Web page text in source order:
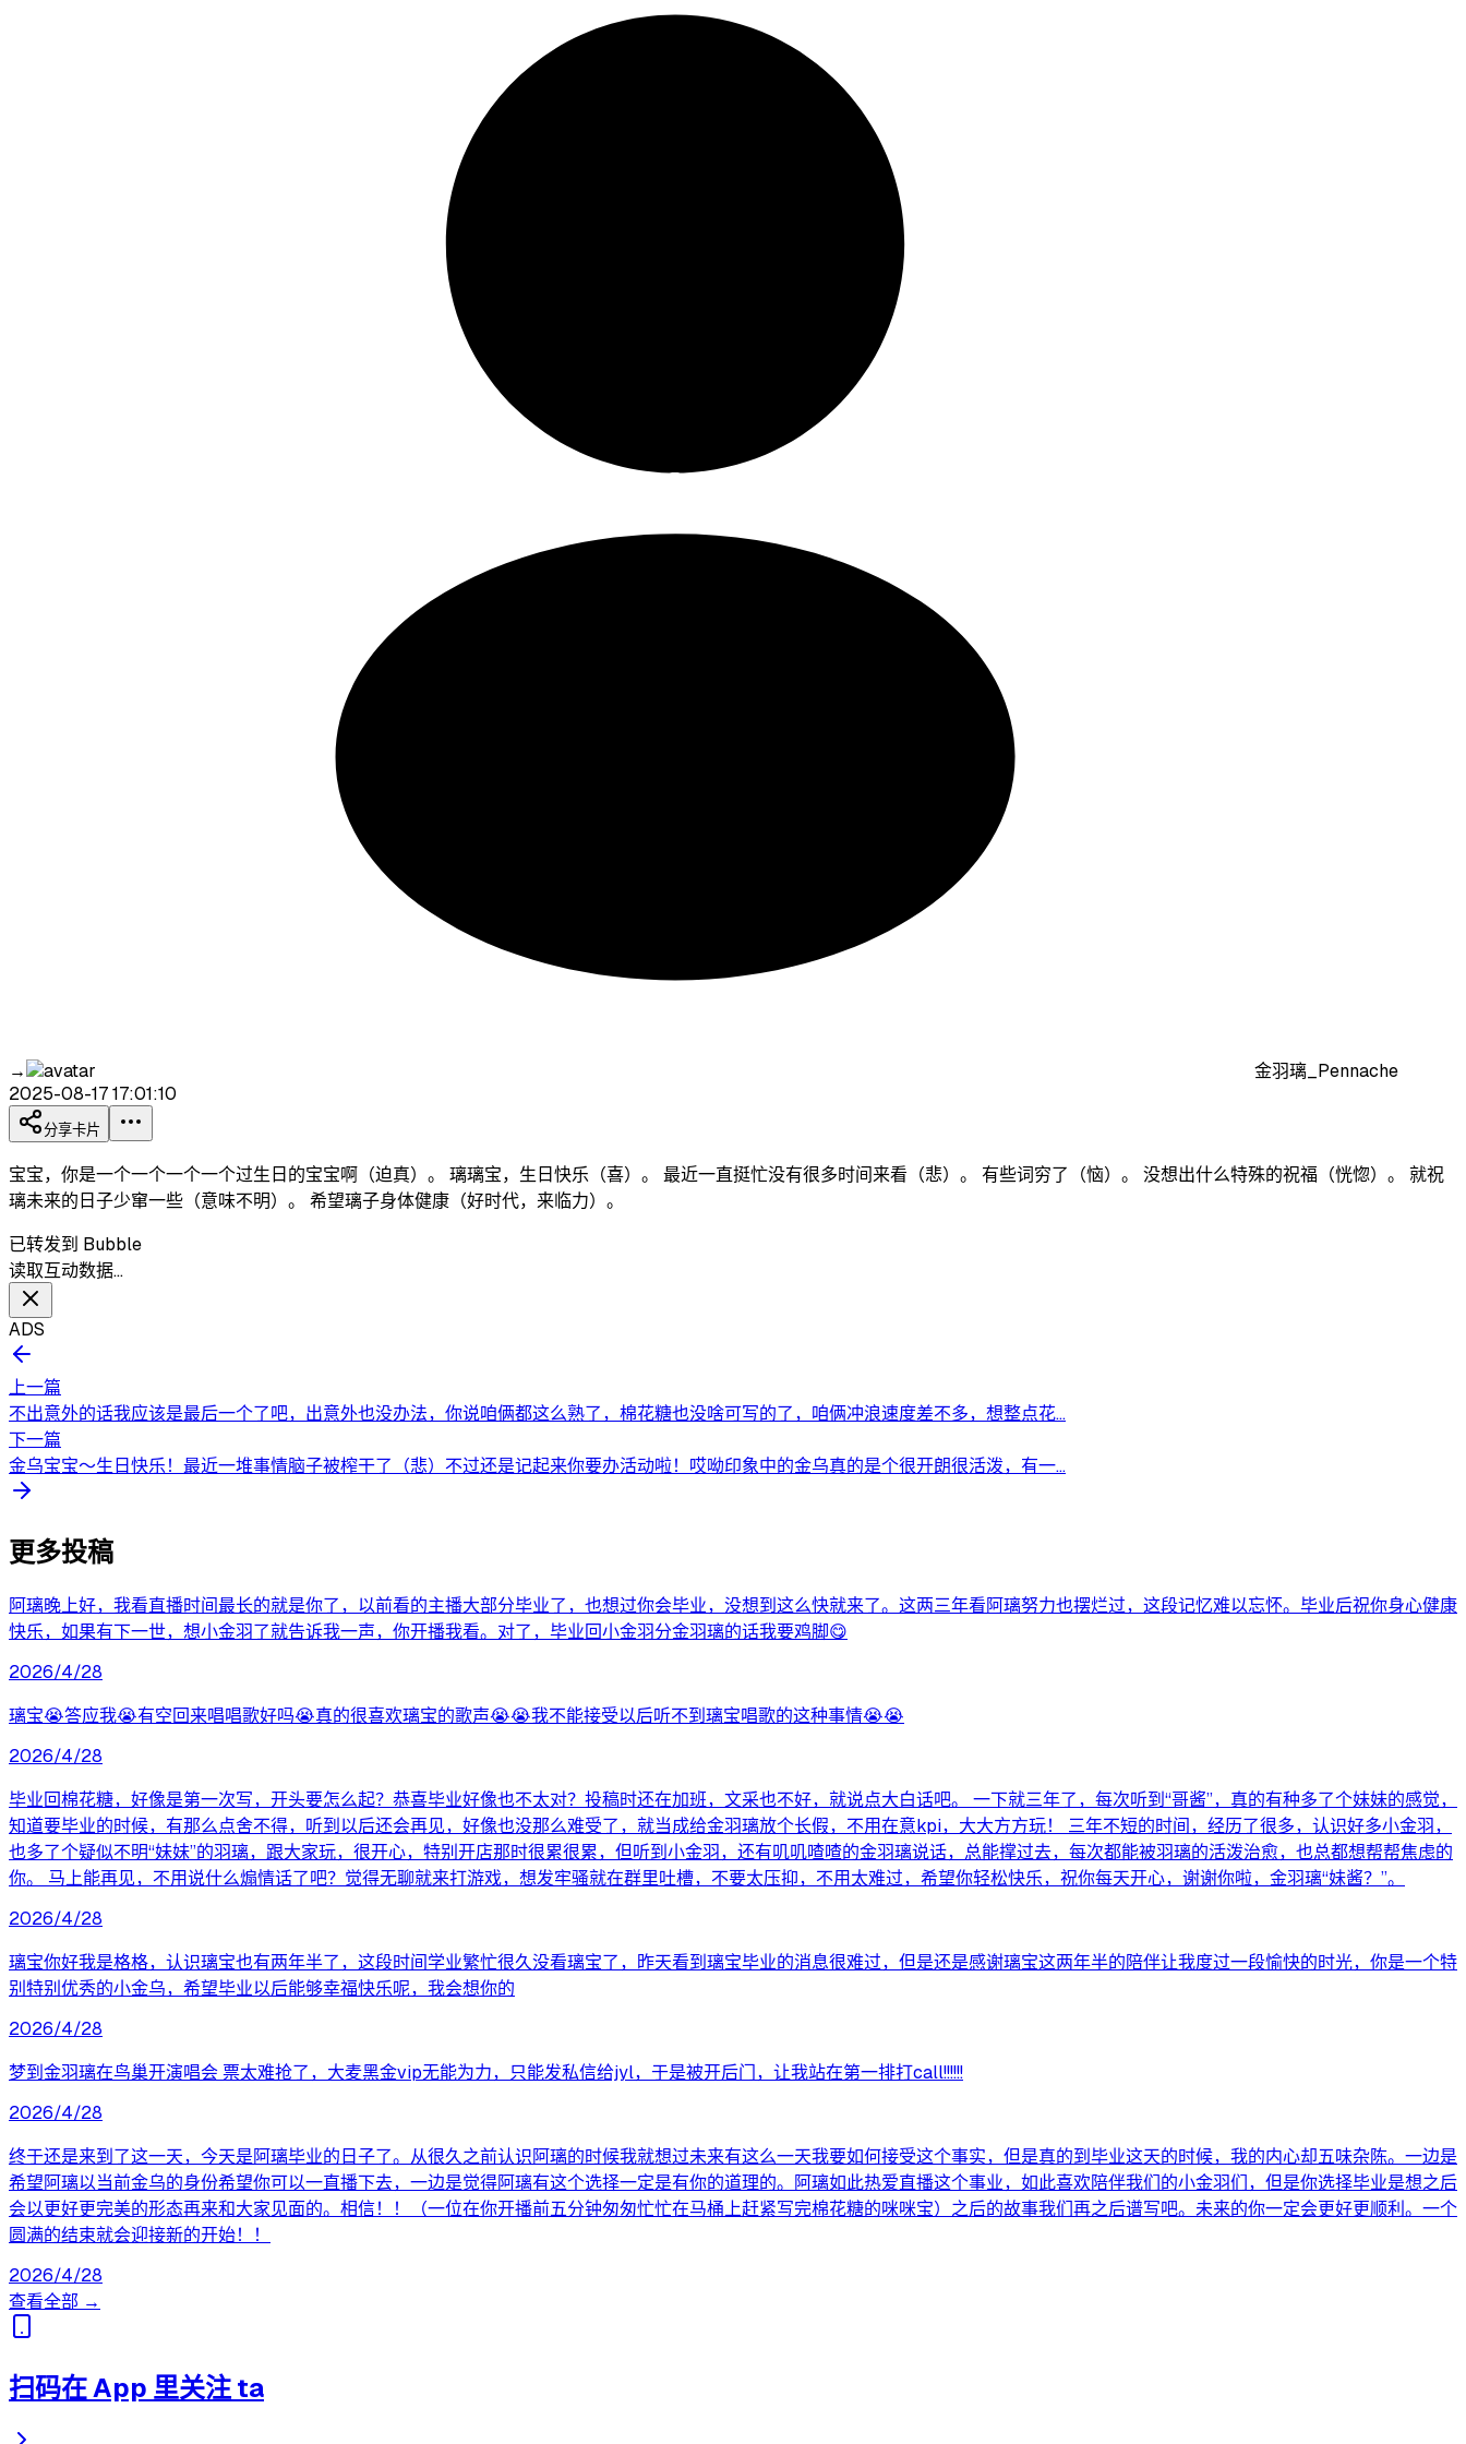
→
金羽璃_Pennache
2025-08-17 17:01:10
分享卡片
宝宝，你是一个一个一个一个过生日的宝宝啊（迫真）。 璃璃宝，生日快乐（喜）。 最近一直挺忙没有很多时间来看（悲）。 有些词穷了（恼）。 没想出什么特殊的祝福（恍惚）。 就祝
璃未来的日子少窜一些（意味不明）。 希望璃子身体健康（好时代，来临力）。
已转发到 Bubble
读取互动数据…
ADS
上一篇
不出意外的话我应该是最后一个了吧，出意外也没办法，你说咱俩都这么熟了，棉花糖也没啥可写的了，咱俩冲浪速度差不多，想整点花...
下一篇
金乌宝宝～生日快乐！最近一堆事情脑子被榨干了（悲）不过还是记起来你要办活动啦！哎呦印象中的金乌真的是个很开朗很活泼，有一...
更多投稿
阿璃晚上好，我看直播时间最长的就是你了，以前看的主播大部分毕业了，也想过你会毕业，没想到这么快就来了。这两三年看阿璃努力也摆烂过，这段记忆难以忘怀。毕业后祝你身心健康
快乐，如果有下一世，想小金羽了就告诉我一声，你开播我看。对了，毕业回小金羽分金羽璃的话我要鸡脚😋
2026/4/28
璃宝😭答应我😭有空回来唱唱歌好吗😭真的很喜欢璃宝的歌声😭😭我不能接受以后听不到璃宝唱歌的这种事情😭😭
2026/4/28
毕业回棉花糖，好像是第一次写，开头要怎么起？恭喜毕业好像也不太对？投稿时还在加班，文采也不好，就说点大白话吧。 一下就三年了，每次听到“哥酱”，真的有种多了个妹妹的感觉，
知道要毕业的时候，有那么点舍不得，听到以后还会再见，好像也没那么难受了，就当成给金羽璃放个长假，不用在意kpi，大大方方玩！ 三年不短的时间，经历了很多，认识好多小金羽，
也多了个疑似不明“妹妹”的羽璃，跟大家玩，很开心，特别开店那时很累很累，但听到小金羽，还有叽叽喳喳的金羽璃说话，总能撑过去，每次都能被羽璃的活泼治愈，也总都想帮帮焦虑的
你。 马上能再见，不用说什么煽情话了吧？觉得无聊就来打游戏，想发牢骚就在群里吐槽，不要太压抑，不用太难过，希望你轻松快乐，祝你每天开心，谢谢你啦，金羽璃“妹酱？”。
2026/4/28
璃宝你好我是格格，认识璃宝也有两年半了，这段时间学业繁忙很久没看璃宝了，昨天看到璃宝毕业的消息很难过，但是还是感谢璃宝这两年半的陪伴让我度过一段愉快的时光，你是一个特
别特别优秀的小金乌，希望毕业以后能够幸福快乐呢，我会想你的
2026/4/28
梦到金羽璃在鸟巢开演唱会 票太难抢了，大麦黑金vip无能为力，只能发私信给jyl，于是被开后门，让我站在第一排打call!!!!!!
2026/4/28
终于还是来到了这一天，今天是阿璃毕业的日子了。从很久之前认识阿璃的时候我就想过未来有这么一天我要如何接受这个事实，但是真的到毕业这天的时候，我的内心却五味杂陈。一边是
希望阿璃以当前金乌的身份希望你可以一直播下去，一边是觉得阿璃有这个选择一定是有你的道理的。阿璃如此热爱直播这个事业，如此喜欢陪伴我们的小金羽们，但是你选择毕业是想之后
会以更好更完美的形态再来和大家见面的。相信！！（一位在你开播前五分钟匆匆忙忙在马桶上赶紧写完棉花糖的咪咪宝）之后的故事我们再之后谱写吧。未来的你一定会更好更顺利。一个
圆满的结束就会迎接新的开始！！
2026/4/28
查看全部 →
扫码在 App 里关注 ta